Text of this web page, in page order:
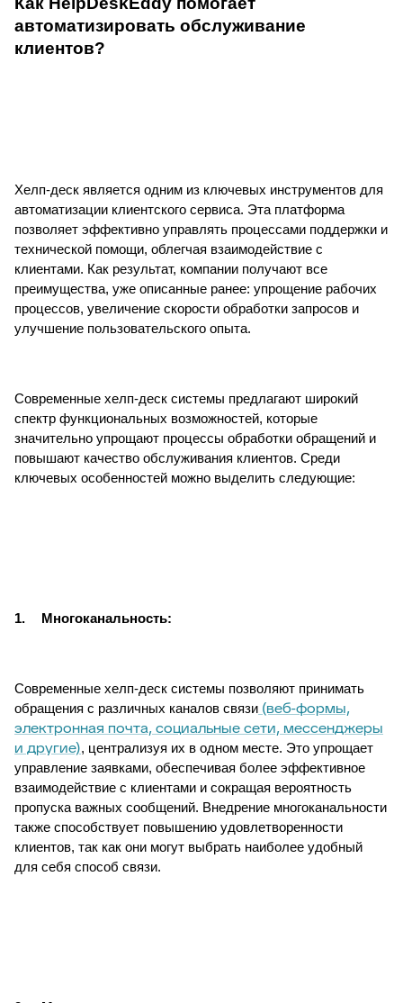
автоматизировать обслуживание
клиентов?
Хелп-деск является одним из ключевых инструментов для
автоматизации клиентского сервиса. Эта платформа
позволяет эффективно управлять процессами поддержки и
технической помощи, облегчая взаимодействие с
клиентами. Как результат, компании получают все
преимущества, уже описанные ранее: упрощение рабочих
процессов, увеличение скорости обработки запросов и
улучшение пользовательского опыта.
Современные хелп-деск системы предлагают широкий
спектр функциональных возможностей, которые
значительно упрощают процессы обработки обращений и
повышают качество обслуживания клиентов. Среди
ключевых особенностей можно выделить следующие:
1. Многоканальность:
Современные хелп-деск системы позволяют принимать
обращения с различных каналов связи (веб-формы,
электронная почта, социальные сети, мессенджеры
и другие), централизуя их в одном месте. Это упрощает
управление заявками, обеспечивая более эффективное
взаимодействие с клиентами и сокращая вероятность
пропуска важных сообщений. Внедрение многоканальности
также способствует повышению удовлетворенности
клиентов, так как они могут выбрать наиболее удобный
для себя способ связи.